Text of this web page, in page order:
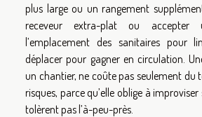
plus large ou un rangement
receveur extra-plat ou accepter
l’emplacement des sanitaires pour
déplacer pour gagner en circulation.
un chantier, ne coûte pas seulement du
risques, parce qu’elle oblige à
tolèrent pas l’à-peu-près.